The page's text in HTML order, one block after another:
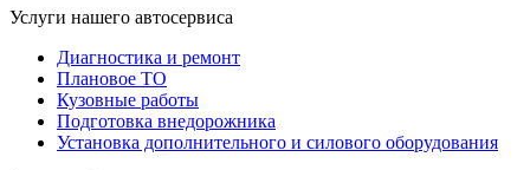
Услуги нашего автосервиса
Диагностика и ремонт
Плановое ТО
Кузовные работы
Подготовка внедорожника
Установка дополнительного и силового оборудования